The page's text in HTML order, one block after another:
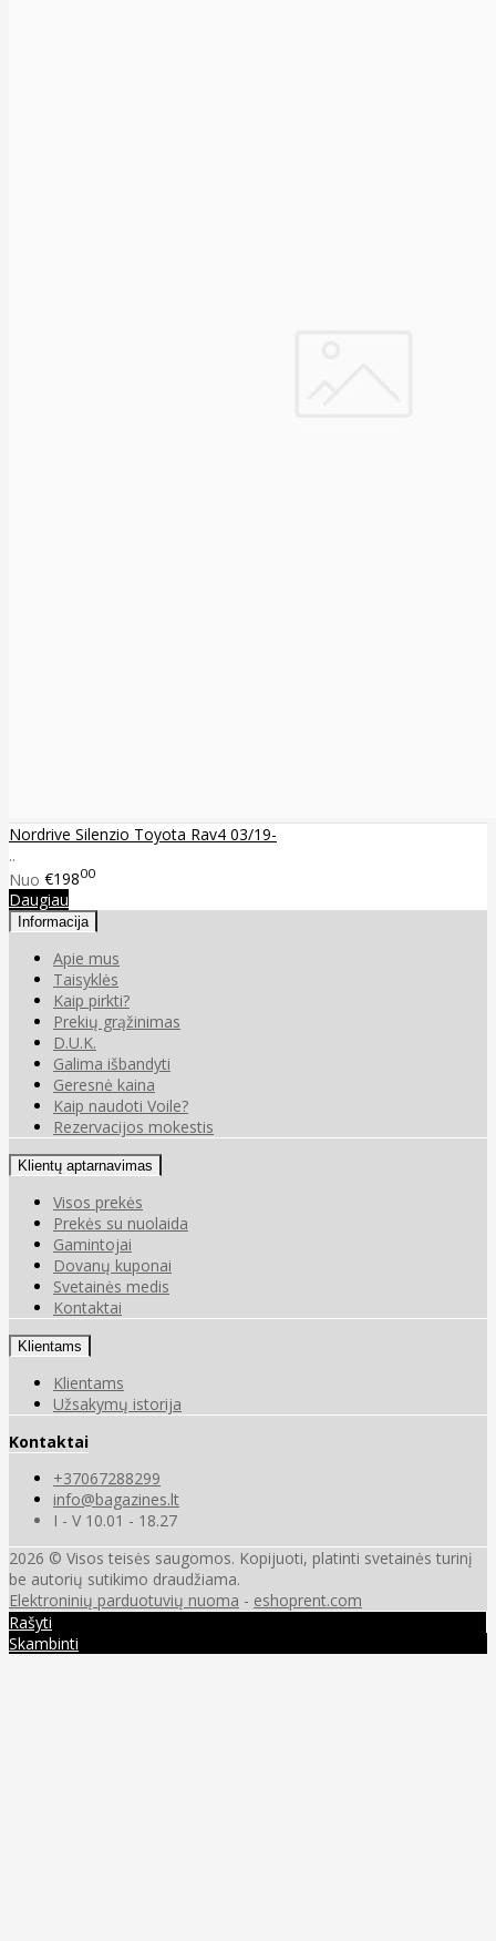
Nordrive Silenzio Toyota Rav4 03/19-
..
Nuo €19800
Daugiau
Informacija
Apie mus
Taisyklės
Kaip pirkti?
Prekių grąžinimas
D.U.K.
Galima išbandyti
Geresnė kaina
Kaip naudoti Voile?
Rezervacijos mokestis
Klientų aptarnavimas
Visos prekės
Prekės su nuolaida
Gamintojai
Dovanų kuponai
Svetainės medis
Kontaktai
Klientams
Klientams
Užsakymų istorija
Kontaktai
+37067288299
info@bagazines.lt
I - V 10.01 - 18.27
2026 © Visos teisės saugomos. Kopijuoti, platinti svetainės turinį
be autorių sutikimo draudžiama.
Elektroninių parduotuvių nuoma - eshoprent.com
Rašyti
Skambinti